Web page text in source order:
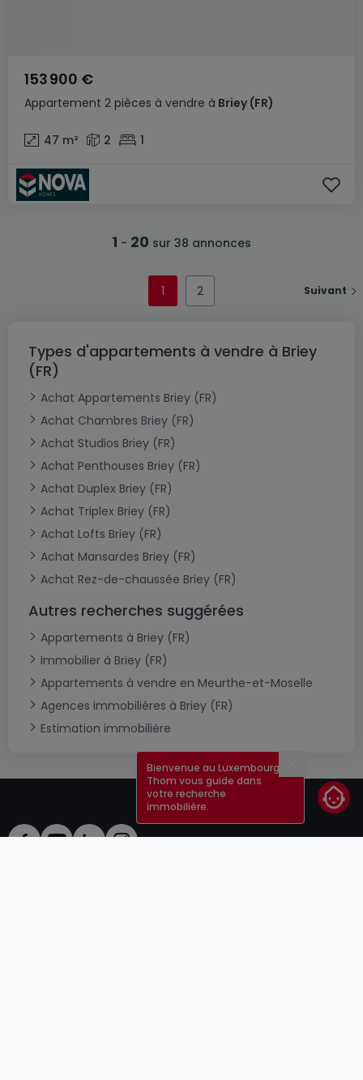
Appartement 2 pièces à vendre à Briey (FR)
153 900 €
47 m² 2 1
1 - 20 sur 38 annonces
1 2 Suivant
Types d'appartements à vendre à Briey
(FR)
Achat Appartements Briey (FR)
Achat Chambres Briey (FR)
Achat Studios Briey (FR)
Achat Penthouses Briey (FR)
Achat Duplex Briey (FR)
Achat Triplex Briey (FR)
Achat Lofts Briey (FR)
Achat Mansardes Briey (FR)
Achat Rez-de-chaussée Briey (FR)
Autres recherches suggérées
Appartements à Briey (FR)
Immobilier à Briey (FR)
Appartements à vendre en Meurthe-et-Moselle
Agences immobilières à Briey (FR)
Estimation immobilière
Bienvenue au Luxembourg !
Thom vous guide dans
votre recherche
immobilière.